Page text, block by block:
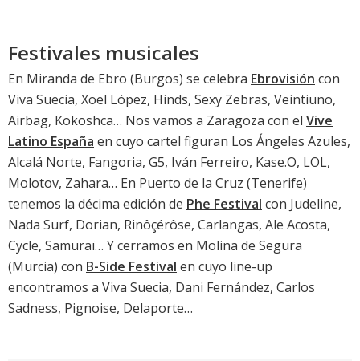
Festivales musicales
En Miranda de Ebro (Burgos) se celebra Ebrovisión con
Viva Suecia, Xoel López, Hinds, Sexy Zebras, Veintiuno,
Airbag, Kokoshca… Nos vamos a Zaragoza con el Vive
Latino España en cuyo cartel figuran Los Ángeles Azules,
Alcalá Norte, Fangoria, G5, Iván Ferreiro, Kase.O, LOL,
Molotov, Zahara… En Puerto de la Cruz (Tenerife)
tenemos la décima edición de Phe Festival con Judeline,
Nada Surf, Dorian, Rinôçérôse, Carlangas, Ale Acosta,
Cycle, Samuraï… Y cerramos en Molina de Segura
(Murcia) con B-Side Festival en cuyo line-up
encontramos a Viva Suecia, Dani Fernández, Carlos
Sadness, Pignoise, Delaporte…